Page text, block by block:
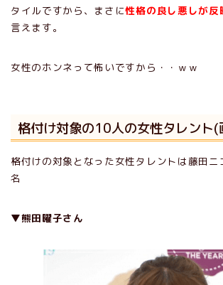
タイルですから、まさに性格の良し悪しが反
言えます。
女性のホンネって怖いですから・・ｗｗ
格付け対象の10人の女性タレント(
格付けの対象となった女性タレントは藤田
名
▼熊田曜子さん